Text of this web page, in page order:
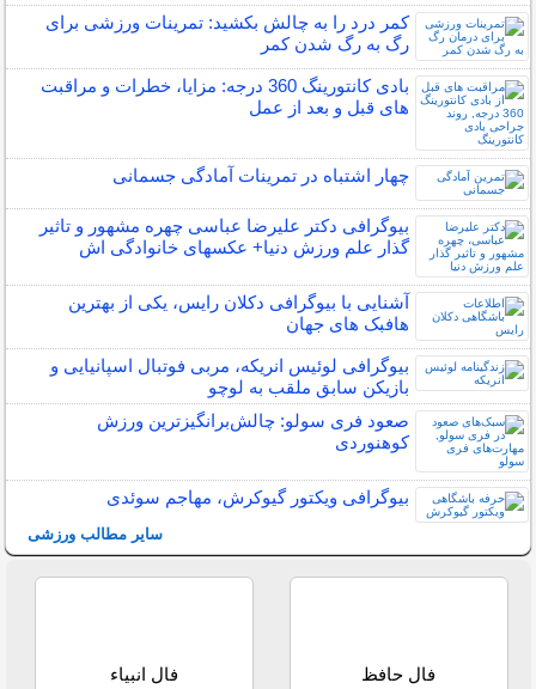
کمر درد را به چالش بکشید: تمرینات ورزشی برای
رگ به رگ شدن کمر
بادی کانتورینگ 360 درجه: مزایا، خطرات و مراقبت
های قبل و بعد از عمل
چهار اشتباه در تمرینات آمادگی جسمانی
بیوگرافی دکتر علیرضا عباسی چهره مشهور و تاثیر
گذار علم ورزش دنیا+ عکسهای خانوادگی اش
آشنایی با بیوگرافی دکلان رایس، یکی از بهترین
هافبک های جهان
بیوگرافی لوئیس انریکه، مربی فوتبال اسپانیایی و
بازیکن سابق ملقب به لوچو
صعود فری سولو: چالش‌برانگیزترین ورزش
کوهنوردی
بیوگرافی ویکتور گیوکرش، مهاجم سوئدی
سایر مطالب ورزشی
فال حافظ فال انبیاء